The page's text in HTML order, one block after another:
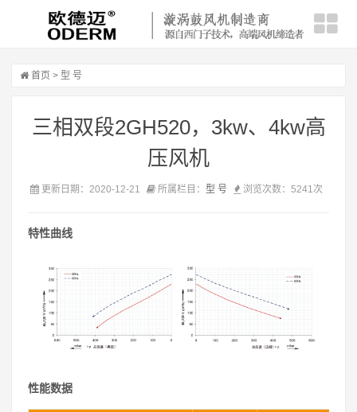
首页 > 型 号
三相双段2GH520，3kw、4kw高
压风机
更新日期：2020-12-21 所属栏目： 型 号 浏览次数：5241次
特性曲线
性能数据